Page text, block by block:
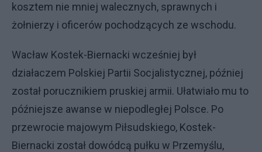
kosztem nie mniej walecznych, sprawnych i
żołnierzy i oficerów pochodzących ze wschodu.
Wacław Kostek-Biernacki wcześniej był
działaczem Polskiej Partii Socjalistycznej, później
został porucznikiem pruskiej armii. Ułatwiało mu to
późniejsze awanse w niepodległej Polsce. Po
przewrocie majowym Piłsudskiego, Kostek-
Biernacki został dowódcą pułku w Przemyślu,